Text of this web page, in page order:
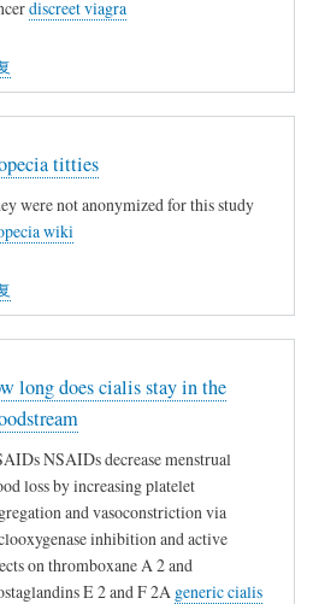
discreet viagra
titties
were not anonymized for this study
wiki
long does cialis stay in the
NSAIDs decrease menstrual
loss by increasing platelet
and vasoconstriction via
inhibition and active
on thromboxane A 2 and
E 2 and F 2A generic cialis